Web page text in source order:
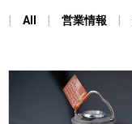
All 営業情報